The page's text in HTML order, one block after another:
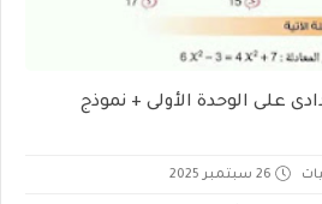
على الوحدة الأولى + نموذج
26 سبتمبر 2025